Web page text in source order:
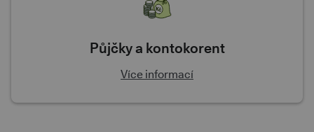
Půjčky a kontokorent
Více informací